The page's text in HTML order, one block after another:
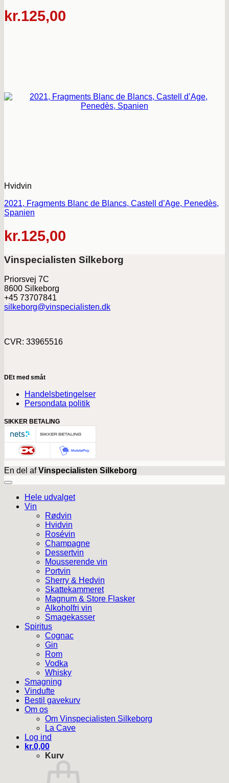
kr.125,00
Hvidvin
2021, Fragments Blanc de Blancs, Castell d’Age, Penedès,
Spanien
kr.125,00
Vinspecialisten Silkeborg
Priorsvej 7C
8600 Silkeborg
+45 73707841
silkeborg@vinspecialisten.dk
CVR: 33965516
DEt med småt
Handelsbetingelser
Persondata politik
SIKKER BETALING
En del afVinspecialisten Silkeborg
Hele udvalget
Vin
Rødvin
Hvidvin
Rosévin
Champagne
Dessertvin
Mousserende vin
Portvin
Sherry & Hedvin
Skattekammeret
Magnum & Store Flasker
Alkoholfri vin
Smagekasser
Spiritus
Cognac
Gin
Rom
Vodka
Whisky
Smagning
Vindufte
Bestil gavekurv
Om os
Om Vinspecialisten Silkeborg
La Cave
Log ind
kr.0,00
Kurv